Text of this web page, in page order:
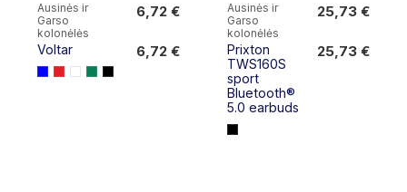
Ausinės ir
Garso
kolonėlės
Voltar
6,72 €
6,72 €
Ausinės ir
Garso
kolonėlės
Prixton
TWS160S
sport
Bluetooth®
5.0 earbuds
25,73 €
25,73 €